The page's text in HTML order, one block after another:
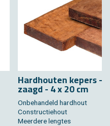
Hard­hou­ten ke­pers -
zaagd - 4 x 20 cm
On­be­han­deld hard­hout
Con­struc­tie­hout
Meer­de­re leng­tes